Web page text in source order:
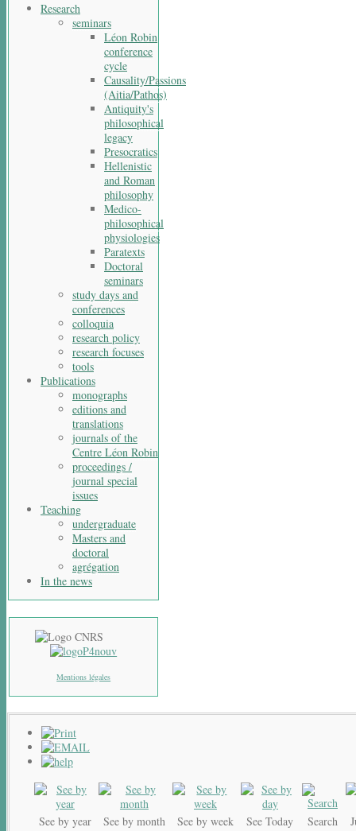
Research
seminars
Léon Robin
conference
cycle
Causality/Passions
(Aitia/Pathos)
Antiquity's
philosophical
legacy
Presocratics
Hellenistic
and Roman
philosophy
Medico-
philosophical
physiologies
Paratexts
Doctoral
seminars
study days and
conferences
colloquia
research policy
research focuses
tools
Publications
monographs
editions and
translations
journals of the
Centre Léon Robin
proceedings /
journal special
issues
Teaching
undergraduate
Masters and
doctoral
agrégation
In the news
Mentions légales
See by year See by month See by week See Today Search